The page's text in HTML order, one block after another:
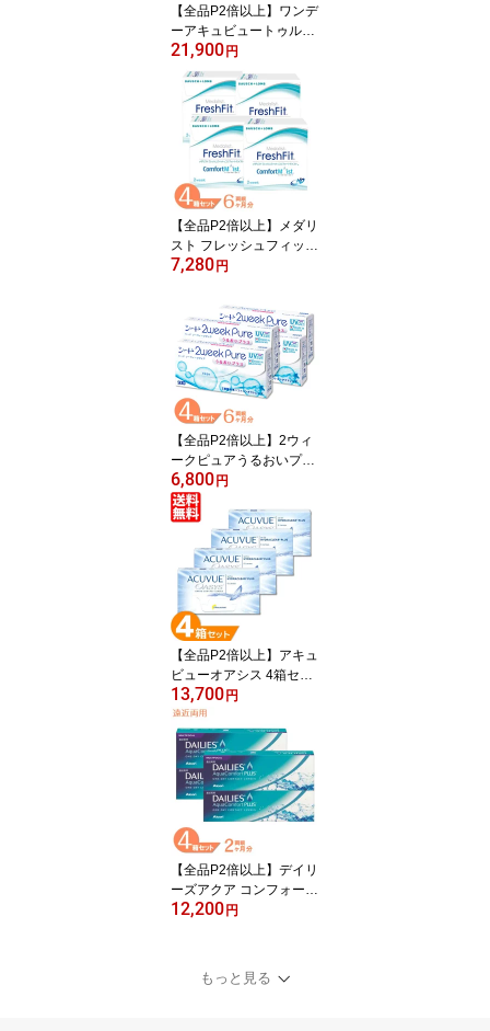
【全品P2倍以上】ワンデ
ーアキュビュートゥルー
アイ 2箱セット (1箱90
枚) ジョンソン・エン
ド・ジョンソン コンタク
トレンズ ワンデー 1日使
い捨て コンタクト 1day
acuvue trueye UVカット
送料無料 【一部欠品度数
あり】 【一部度数欠品
中】
21,900円
【全品P2倍以上】メダリ
スト フレッシュフィット
コンフォートモイスト 4
ロム コンタクトレンズ 2
week メダリスト 2週間
使い捨て 2ウィーク 近視
遠視 コンタクト medalist
送料無料【一部度数在庫
限り】
7,280円
【全品P2倍以上】2ウィ
ークピュアうるおいプラ
ス 4箱セット (1箱6枚) シ
ード 国産 コンタクトレ
ンズ 2week 2週間使い捨
て コンタクト 2ウィーク
ピュア うるおい Pure UV
カット 送料無料
6,800円
【全品P2倍以上】アキュ
ビューオアシス 4箱セッ
ト (1箱6枚) ジョンソン・
エンド・ジョンソン コン
タクトレンズ 2week acu
vue oasis 2ウィーク コ
ンタクト 2週間使い捨て
UVカット johnson 送料
無料 【一部度数欠品中】
13,700円
【全品P2倍以上】デイリ
ーズアクア コンフォート
プラスマルチフォーカル
クトレンズ 1day ワンデ
ー 1日使い捨て デイリー
12,200円
もっと見る